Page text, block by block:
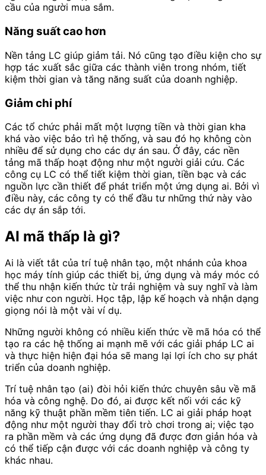
cầu của người mua sắm.
Năng suất cao hơn
Nền tảng LC giúp giảm tải. Nó cũng tạo điều kiện cho sự
hợp tác xuất sắc giữa các thành viên trong nhóm, tiết
kiệm thời gian và tăng năng suất của doanh nghiệp.
Giảm chi phí
Các tổ chức phải mất một lượng tiền và thời gian kha
khá vào việc bảo trì hệ thống, và sau đó họ không còn
nhiều để sử dụng cho các dự án sau. Ở đây, các nền
tảng mã thấp hoạt động như một người giải cứu. Các
công cụ LC có thể tiết kiệm thời gian, tiền bạc và các
nguồn lực cần thiết để phát triển một ứng dụng ai. Bởi vì
điều này, các công ty có thể đầu tư những thứ này vào
các dự án sắp tới.
AI mã thấp là gì?
Ai là viết tắt của trí tuệ nhân tạo, một nhánh của khoa
học máy tính giúp các thiết bị, ứng dụng và máy móc có
thể thu nhận kiến thức từ trải nghiệm và suy nghĩ và làm
việc như con người. Học tập, lập kế hoạch và nhận dạng
giọng nói là một vài ví dụ.
Những người không có nhiều kiến thức về mã hóa có thể
tạo ra các hệ thống ai mạnh mẽ với các giải pháp LC ai
và thực hiện hiện đại hóa sẽ mang lại lợi ích cho sự phát
triển của doanh nghiệp.
Trí tuệ nhân tạo (ai) đòi hỏi kiến thức chuyên sâu về mã
hóa và công nghệ. Do đó, ai được kết nối với các kỹ
năng kỹ thuật phần mềm tiên tiến. LC ai giải pháp hoạt
động như một người thay đổi trò chơi trong ai; việc tạo
ra phần mềm và các ứng dụng đã được đơn giản hóa và
có thể tiếp cận được với các doanh nghiệp và công ty
khác nhau.